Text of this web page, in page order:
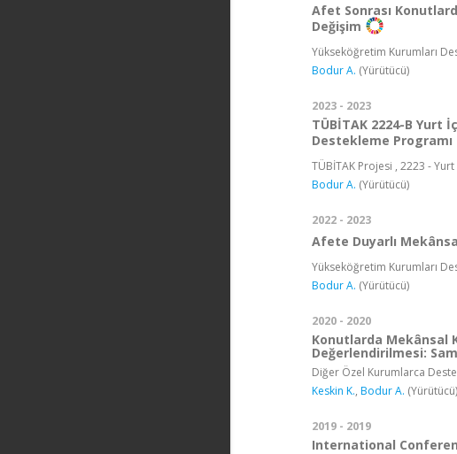
Afet Sonrası
Değişim
Yükseköğretim Kurumları
Bodur A. (Yürütücü)
2023 - 2023
TÜBİTAK 2224-B Yurt
Destekleme Programı
TÜBİTAK Projesi , 2223 -
Bodur A. (Yürütücü)
2022 - 2023
Afete Duyarlı
Yükseköğretim Kurumları
Bodur A. (Yürütücü)
2020 - 2020
Konutlarda Mekânsal
Değerlendirilmesi:
Diğer Özel Kurumlarca
Keskin K., Bodur A. (Yürütücü)
2019 - 2019
International